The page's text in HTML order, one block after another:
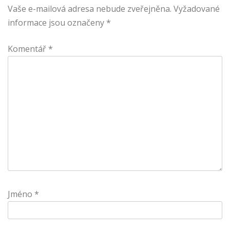
Vaše e-mailová adresa nebude zveřejněna. Vyžadované
informace jsou označeny *
Komentář *
Jméno *